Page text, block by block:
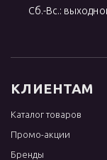
Сб.-Вс.:
КЛИЕНТАМ
Каталог товаров
Промо-акции
Бренды